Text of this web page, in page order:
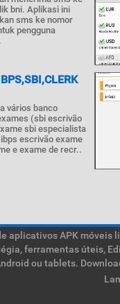
bni. Aplikasi ini
sms ke nomor
pengguna
vários banco
(sbi escrivão
sbi especialista
escrivão exame
e exame de recr..
aplicativos APK
ferramentas úteis,
ou tablets.